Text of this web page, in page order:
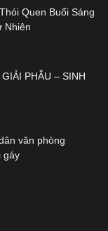
Quen Buổi Sáng
Nhiên
PHẪU – SINH
văn phòng
gáy